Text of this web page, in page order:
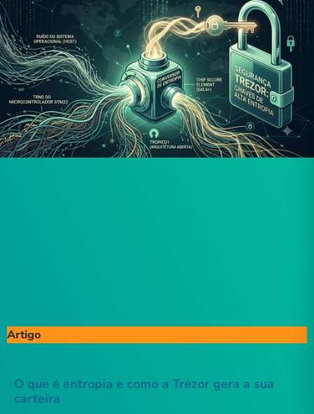
Artigo
O que é entropia e como a Trezor gera a sua
carteira